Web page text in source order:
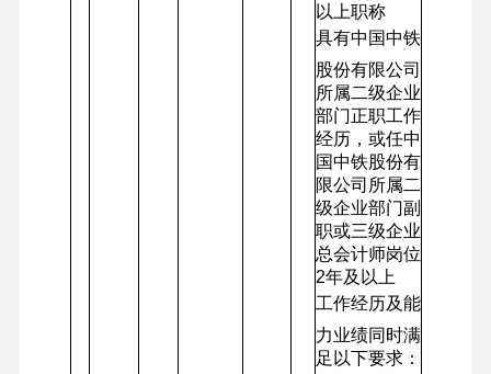
以上职称
具有中国中铁
股份有限公司
所属二级企业
部门正职工作
经历，或任中
国中铁股份有
限公司所属二
级企业部门副
职或三级企业
总会计师岗位
2年及以上
工作经历及能
力业绩同时满
足以下要求：